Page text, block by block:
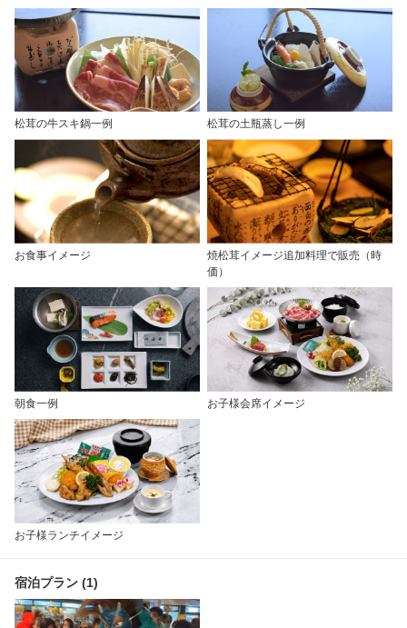
松茸の牛スキ鍋一例 松茸の土瓶蒸し一例
お食事イメージ
焼松茸イメージ追加料理で販売（時
価）
朝食一例 お子様会席イメージ
お子様ランチイメージ
宿泊プラン (1)